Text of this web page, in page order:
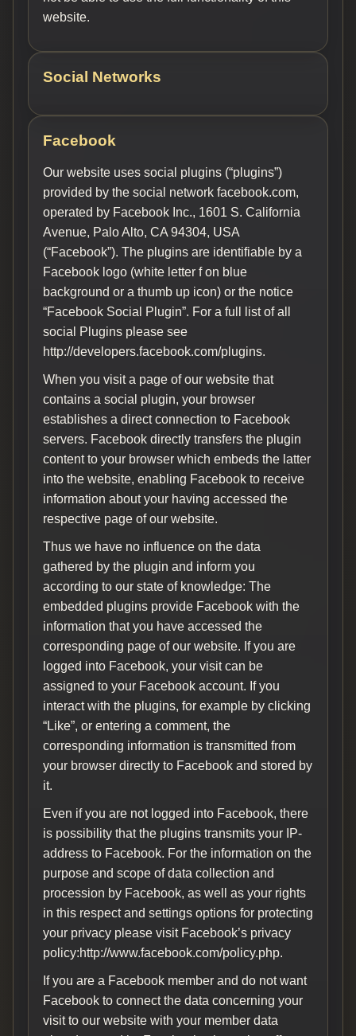
website.
Social Networks
Facebook
Our website uses social plugins (“plugins”)
provided by the social network facebook.com,
operated by Facebook Inc., 1601 S. California
Avenue, Palo Alto, CA 94304, USA
(“Facebook”). The plugins are identifiable by a
Facebook logo (white letter f on blue
background or a thumb up icon) or the notice
“Facebook Social Plugin”. For a full list of all
social Plugins please see
http://developers.facebook.com/plugins.
When you visit a page of our website that
contains a social plugin, your browser
establishes a direct connection to Facebook
servers. Facebook directly transfers the plugin
content to your browser which embeds the latter
into the website, enabling Facebook to receive
information about your having accessed the
respective page of our website.
Thus we have no influence on the data
gathered by the plugin and inform you
according to our state of knowledge: The
embedded plugins provide Facebook with the
information that you have accessed the
corresponding page of our website. If you are
logged into Facebook, your visit can be
assigned to your Facebook account. If you
interact with the plugins, for example by clicking
“Like”, or entering a comment, the
corresponding information is transmitted from
your browser directly to Facebook and stored by
it.
Even if you are not logged into Facebook, there
is possibility that the plugins transmits your IP-
address to Facebook. For the information on the
purpose and scope of data collection and
procession by Facebook, as well as your rights
in this respect and settings options for protecting
your privacy please visit Facebook’s privacy
policy:http://www.facebook.com/policy.php.
If you are a Facebook member and do not want
Facebook to connect the data concerning your
visit to our website with your member data